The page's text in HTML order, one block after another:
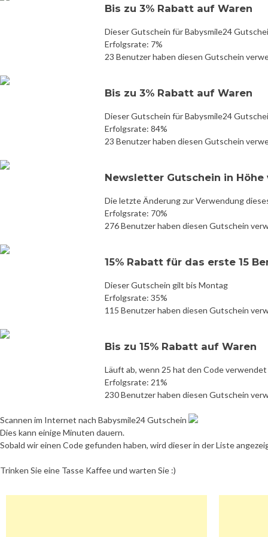
Bis zu 3% Rabatt auf Waren
Dieser Gutschein für Babysmile24
Erfolgsrate: 7%
23 Benutzer haben diesen Gutschein
Bis zu 3% Rabatt auf Waren
Dieser Gutschein für Babysmile24
Erfolgsrate: 84%
23 Benutzer haben diesen Gutschein
Newsletter Gutschein in
Die letzte Änderung zur Verwendung
Erfolgsrate: 70%
276 Benutzer haben diesen Gutschein
15% Rabatt für das erste 15
Dieser Gutschein gilt bis Montag
Erfolgsrate: 35%
115 Benutzer haben diesen Gutschein
Bis zu 15% Rabatt auf Waren
Läuft ab, wenn 25 hat den Code verwendet
Erfolgsrate: 21%
230 Benutzer haben diesen Gutschein
Scannen im Internet nach Babysmile24 Gutschein
Dies kann einige Minuten dauern.
Sobald wir einen Code gefunden haben, wird dieser in der Liste
Trinken Sie eine Tasse Kaffee und warten Sie :)